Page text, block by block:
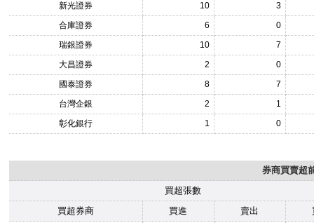
新光證券
10
3
合庫證券
6
0
瑞銀證券
10
7
大昌證券
2
0
國泰證券
8
7
台灣企銀
2
1
彰化銀行
1 0
券商買賣超
買超張數
買超券商
買進 賣出